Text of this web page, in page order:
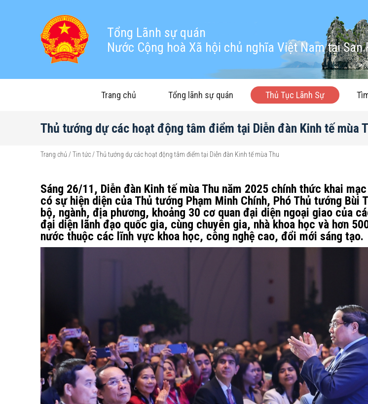
Tổng Lãnh sự quán
Nước Cộng hoà Xã hội chủ nghĩa Việt Nam tại San
Trang chủ Tổng lãnh sự quán Thủ Tục Lãnh Sự
Thủ tướng dự các hoạt động tâm điểm tại Diễn đàn Kinh tế mùa
Trang chủ /Tin tức /Thủ tướng dự các hoạt động tâm điểm tại Diễn đàn Kinh tế mùa Thu
Sáng 26/11, Diễn đàn Kinh tế mùa Thu năm 2025 chính thức khai
có sự hiện diện của Thủ tướng Phạm Minh Chính, Phó Thủ tướng Bùi
bộ, ngành, địa phương, khoảng 30 cơ quan đại diện ngoại giao của
đại diện lãnh đạo quốc gia, cùng chuyên gia, nhà khoa học và hơn
nước thuộc các lĩnh vực khoa học, công nghệ cao, đổi mới sáng tạo.